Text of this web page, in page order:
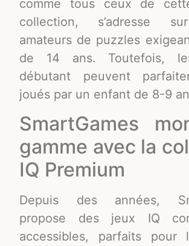
comme tous ceux de
collection, s’adresse
amateurs de puzzles
de 14 ans. Toutefois,
débutant peuvent
joués par un enfant de 8-9
SmartGames
gamme avec la
IQ Premium
Depuis des années,
propose des jeux IQ
accessibles, parfaits pour